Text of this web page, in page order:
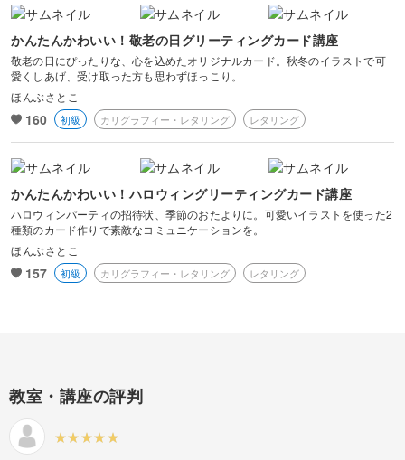
かんたんかわいい！敬老の日グリーティングカード講座
敬老の日にぴったりな、心を込めたオリジナルカード。秋冬のイラストで可
愛くしあげ、受け取った方も思わずほっこり。
ほんぶさとこ
160 初級 カリグラフィー・レタリング レタリング
かんたんかわいい！ハロウィングリーティングカード講座
ハロウィンパーティの招待状、季節のおたよりに。可愛いイラストを使った2
種類のカード作りで素敵なコミュニケーションを。
ほんぶさとこ
157 初級 カリグラフィー・レタリング レタリング
教室・講座の評判